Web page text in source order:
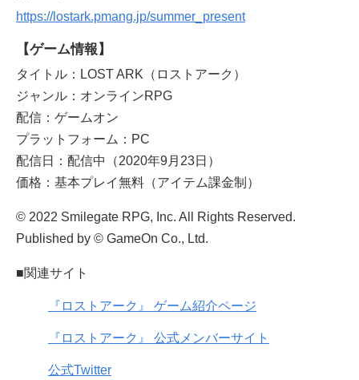
https://lostark.pmang.jp/summer_present
【ゲーム情報】
タイトル：LOST ARK（ロストアーク）
ジャンル：オンラインRPG
配信：ゲームオン
プラットフォーム：PC
配信日：配信中（2020年9月23日）
価格：基本プレイ無料（アイテム課金制）
© 2022 Smilegate RPG, Inc. All Rights Reserved.
Published by © GameOn Co., Ltd.
■関連サイト
『ロストアーク』 ゲーム紹介ページ
『ロストアーク』 公式メンバーサイト
公式Twitter